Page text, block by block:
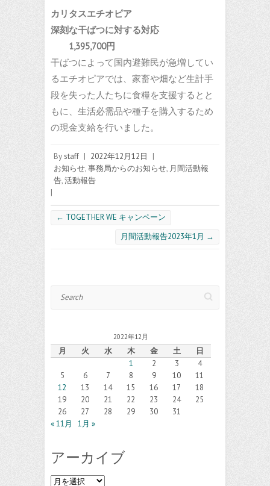
カリタスエチオピア
深刻な干ばつに対する対応
1,395,700円
干ばつによって国内避難民が急増してい
るエチオピアでは、家畜や畑など生計手
段を失った人たちに食糧を支援するとと
もに、生活必需品や種子を購入するため
の現金支給を行いました。
Bystaff | 2022年12月12日
|
お知らせ,事務局からのお知らせ, 月間活動報
告,活動報告
|
← TOGETHER WE キャンペーン
月間活動報告2023年1月 →
2022年12月
月 火 水 木 金 土
日
1
2 3
4
5
6 7 8 9 10
11
12
13 14 15 16 17
18
19
20 21 22 23 24
25
26
27 28 29 30
31
« 11月
1月 »
アーカイブ
ア